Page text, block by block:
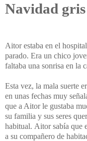
Navidad gris
Aitor estaba en el
parado. Era un chico
faltaba una sonrisa en la
Esta vez, la mala suerte
en unas fechas muy
que a Aitor le gustaba
su familia y sus seres
habitual. Aitor sabía que
a su compañero de